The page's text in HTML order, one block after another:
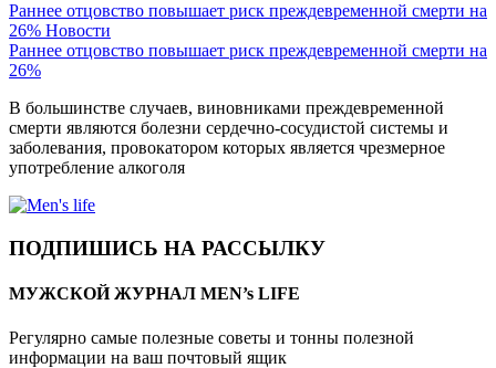
Раннее отцовство повышает риск преждевременной смерти на
26% Новости
Раннее отцовство повышает риск преждевременной смерти на
26%
В большинстве случаев, виновниками преждевременной
смерти являются болезни сердечно-сосудистой системы и
заболевания, провокатором которых является чрезмерное
употребление алкоголя
ПОДПИШИСЬ НА РАССЫЛКУ
МУЖСКОЙ ЖУРНАЛ MEN’s LIFE
Регулярно самые полезные советы и тонны полезной
информации на ваш почтовый ящик